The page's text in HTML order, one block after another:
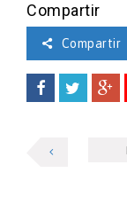
Compartir
Compartir